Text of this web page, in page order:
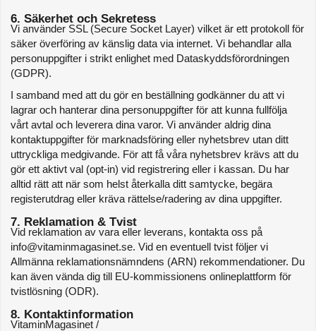
6. Säkerhet och Sekretess
Vi använder SSL (Secure Socket Layer) vilket är ett protokoll för
säker överföring av känslig data via internet. Vi behandlar alla
personuppgifter i strikt enlighet med Dataskyddsförordningen
(GDPR).
I samband med att du gör en beställning godkänner du att vi
lagrar och hanterar dina personuppgifter för att kunna fullfölja
vårt avtal och leverera dina varor. Vi använder aldrig dina
kontaktuppgifter för marknadsföring eller nyhetsbrev utan ditt
uttryckliga medgivande. För att få våra nyhetsbrev krävs att du
gör ett aktivt val (opt-in) vid registrering eller i kassan. Du har
alltid rätt att när som helst återkalla ditt samtycke, begära
registerutdrag eller kräva rättelse/radering av dina uppgifter.
7. Reklamation & Tvist
Vid reklamation av vara eller leverans, kontakta oss på
info@vitaminmagasinet.se. Vid en eventuell tvist följer vi
Allmänna reklamationsnämndens (ARN) rekommendationer. Du
kan även vända dig till EU-kommissionens onlineplattform för
tvistlösning (ODR).
8. Kontaktinformation
VitaminMagasinet /